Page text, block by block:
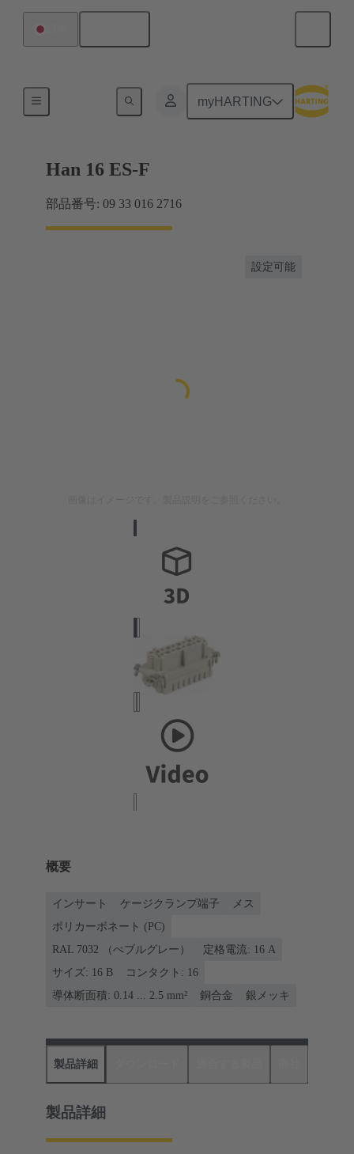
myHARTING
電流：16A以下
Han 16 ES-F
部品番号: 09 33 016 2716
設定可能
概要
インサート ケージクランプ端子
メス
ポリカーボネート (PC)
RAL 7032 （ぺブルグレー）
定格電流: ‌16 A
サイズ: 16 B
コンタクト: 16
導体断面積: 0.14 ... 2.5 mm²
銅合金 銀メッキ
製品詳細
製品詳細